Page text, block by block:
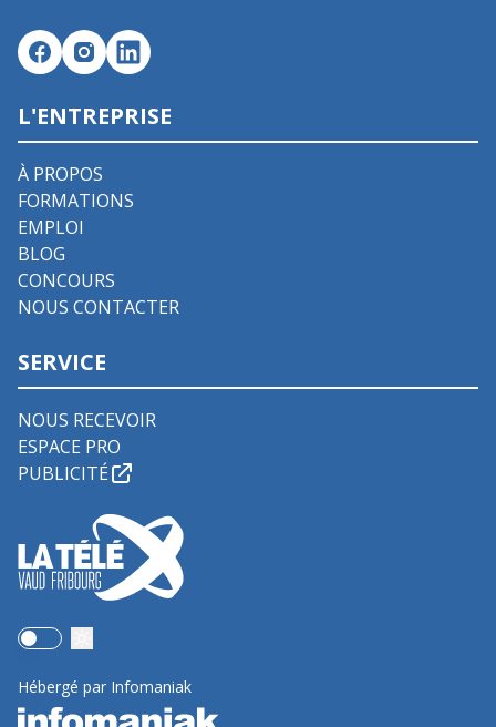
L'ENTREPRISE
À PROPOS
FORMATIONS
EMPLOI
BLOG
CONCOURS
NOUS CONTACTER
SERVICE
NOUS RECEVOIR
ESPACE PRO
PUBLICITÉ
Use setting
Hébergé par Infomaniak